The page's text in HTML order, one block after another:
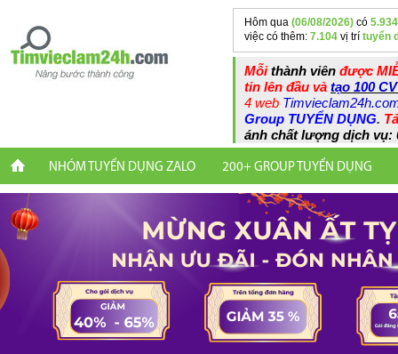
Hôm qua (06/08/2026) có 5.934
việc có thêm: 7.104 vị trí tuyển
Mỗithành viên được
tin lên đầu và tạo 100
4 web
Group TUYỂN DỤNG.
ánh chất lượng dịch vụ:
NHÓM TUYỂN DỤNG ZALO 200+ GROUP TUYỂN DỤNG